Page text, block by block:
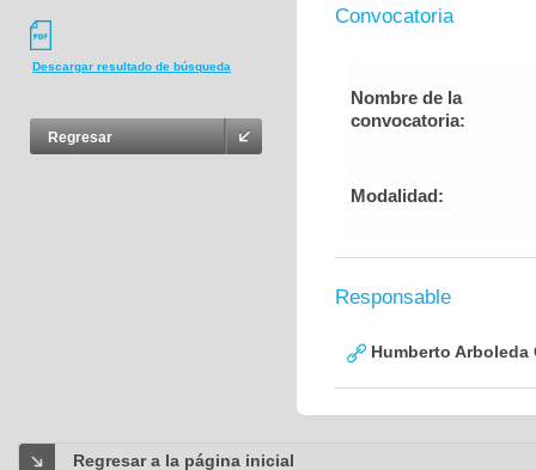
Descargar resultado de búsqueda
Regresar
Convocatoria
Nombre de la
convocatoria:
Modalidad:
Responsable
Humberto Arboleda
Regresar a la página inicial